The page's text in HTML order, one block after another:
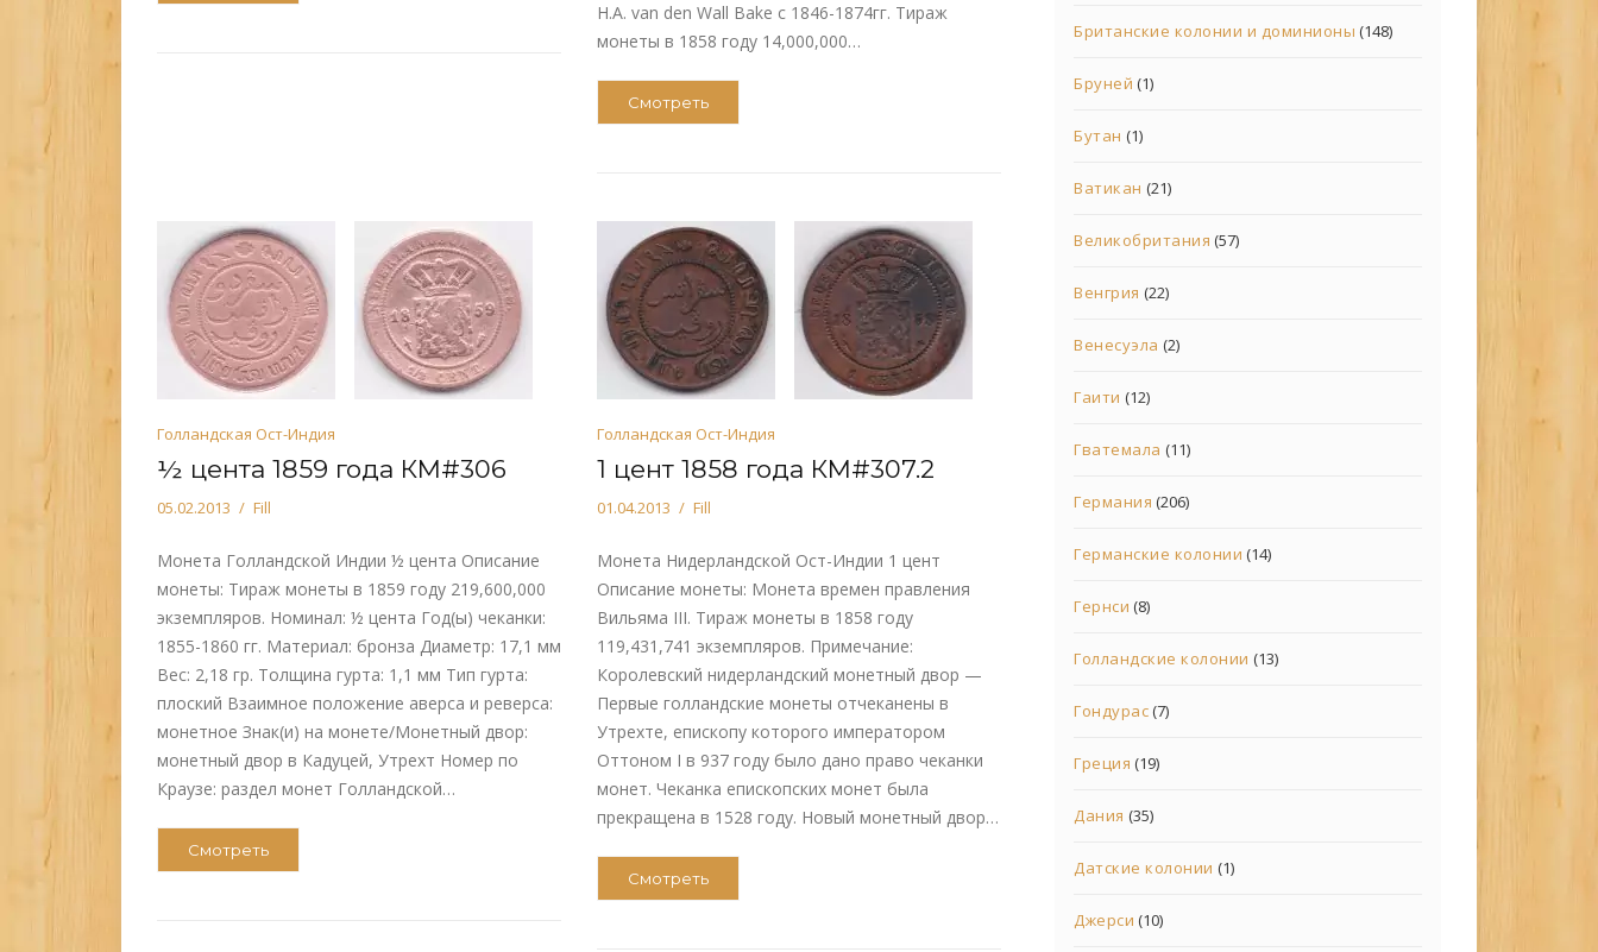
H.A. van den Wall Bake с 1846-1874гг. Тираж
монеты в 1858 году 14,000,000…
Смотреть
Голландская Ост-Индия
½ цента 1859 года КМ#306
05.02.2013 Fill
Монета Голландской Индии ½ цента Описание
монеты: Тираж монеты в 1859 году 219,600,000
экземпляров. Номинал: ½ цента Год(ы) чеканки:
1855-1860 гг. Материал: бронза Диаметр: 17,1 мм
Вес: 2,18 гр. Толщина гурта: 1,1 мм Тип гурта:
плоский Взаимное положение аверса и реверса:
монетное Знак(и) на монете/Монетный двор:
монетный двор в Кадуцей, Утрехт Номер по
Краузе: раздел монет Голландской…
Смотреть
Голландская Ост-Индия
1 цент 1858 года КМ#307.2
01.04.2013 Fill
Монета Нидерландской Ост-Индии 1 цент
Описание монеты: Монета времен правления
Вильяма III. Тираж монеты в 1858 году
119,431,741 экземпляров. Примечание:
Королевский нидерландский монетный двор —
Первые голландские монеты отчеканены в
Утрехте, епископу которого императором
Оттоном I в 937 году было дано право чеканки
монет. Чеканка епископских монет была
прекращена в 1528 году. Новый монетный двор…
Смотреть
Британские колонии и доминионы (148)
Бруней (1)
Бутан (1)
Ватикан (21)
Великобритания (57)
Венгрия (22)
Венесуэла (2)
Гаити (12)
Гватемала (11)
Германия (206)
Германские колонии (14)
Гернси (8)
Голландские колонии (13)
Гондурас(7)
Греция (19)
Дания (35)
Датские колонии (1)
Джерси (10)